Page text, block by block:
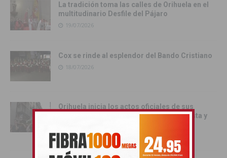
La tradición toma las calles de Orihuela en el
multitudinario Desfile del Pájaro
19/07/2026
Cox se rinde al esplendor del Bando Cristiano
18/07/2026
Orihuela inicia los actos oficiales de sus
Fiestas con el traslado de las Santas Justa y
18/07/2026